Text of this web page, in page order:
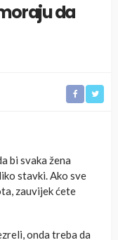
da
bi svaka žena
stavki. Ako sve
zauvijek ćete
onda treba da